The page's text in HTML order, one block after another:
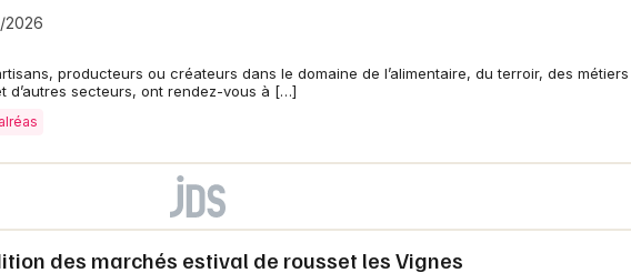
2026
producteurs ou créateurs dans le domaine de l’alimentaire, du terroir, des métiers
d’autres secteurs, ont rendez-vous à […]
des marchés estival de rousset les Vignes